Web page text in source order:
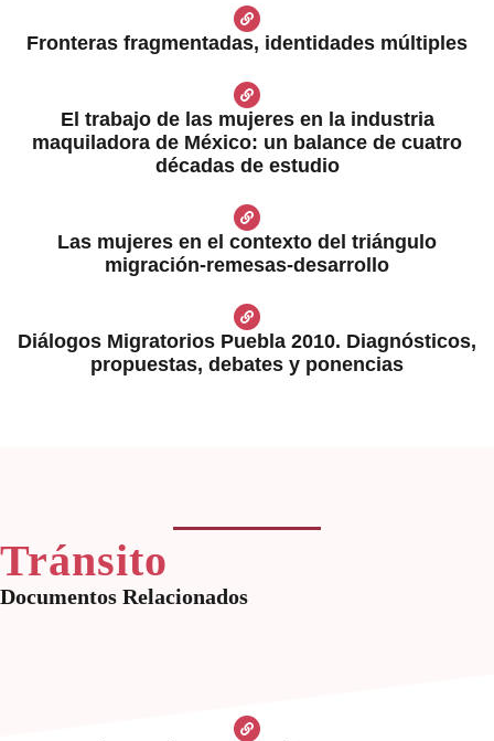
Fronteras fragmentadas, identidades múltiples
El trabajo de las mujeres en la industria
maquiladora de México: un balance de cuatro
décadas de estudio
Las mujeres en el contexto del triángulo
migración‐remesas‐desarrollo
Diálogos Migratorios Puebla 2010. Diagnósticos,
propuestas, debates y ponencias
Tránsito
Documentos Relacionados